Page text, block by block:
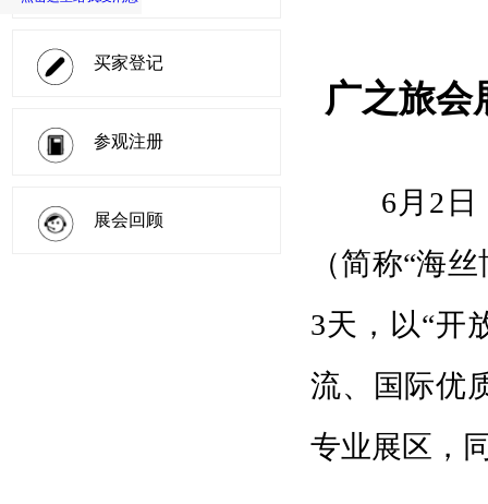
买家登记
参观注册
展会回顾
广之旅会
6月2日，
（简称“海
3天，以“开
流、国际优
专业展区，